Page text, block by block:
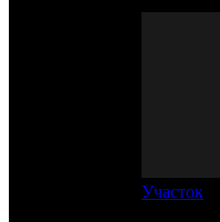
Участок